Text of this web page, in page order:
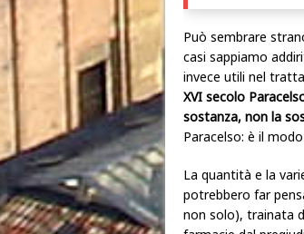
Può sembrare
casi sappiamo
invece utili nel
XVI secolo
sostanza, non la
Paracelso: è il modo
La quantità e la
potrebbero far
non solo), trainata